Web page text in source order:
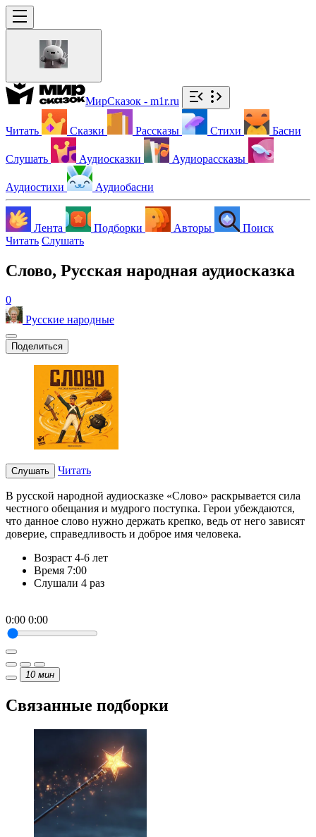
МирСказок - m1r.ru
Читать Сказки Рассказы Стихи Басни
Слушать Аудиосказки Аудиорассказы
Аудиостихи Аудиобасни
Лента Подборки Авторы
Поиск
Читать Слушать
Слово, Русская народная аудиосказка
0
Русские народные
Поделиться
Слушать Читать
В русской народной аудиосказке «Слово» раскрывается сила
честного обещания и мудрого поступка. Герои убеждаются,
что данное слово нужно держать крепко, ведь от него зависят
доверие, справедливость и доброе имя человека.
Возраст 4-6 лет
Время 7:00
Слушали 4 раз
0:00 0:00
10 мин
Связанные подборки